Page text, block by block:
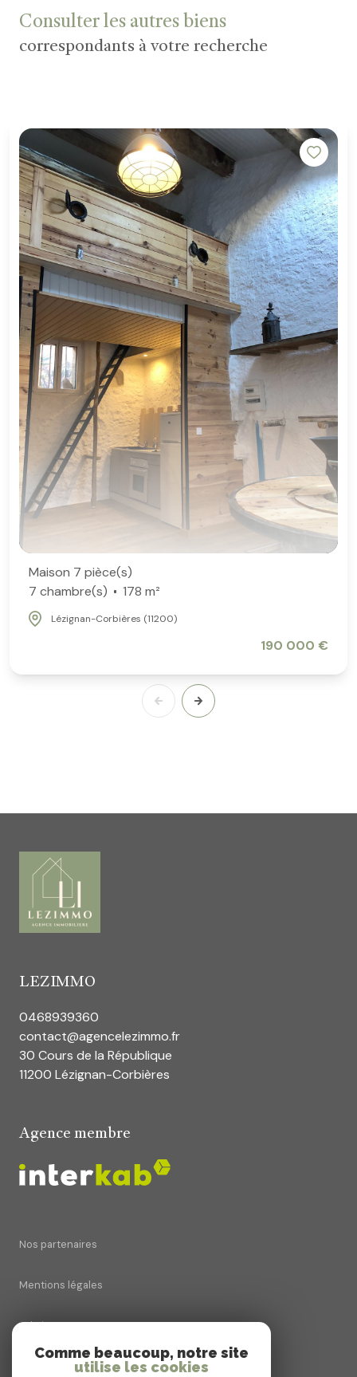
Consulter les autres biens
correspondants à votre recherche
Maison 7 pièce(s)
7 chambre(s)
178 m²
Lézignan-Corbières (11200)
190 000 €
LEZIMMO
0468939360
contact@agencelezimmo.fr
30 Cours de la République
11200 Lézignan-Corbières
Agence membre
Nos partenaires
Mentions légales
Admin
Nos honoraires
Comme beaucoup, notre site
utilise les cookies